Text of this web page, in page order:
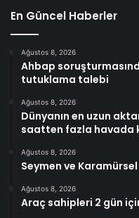
En Güncel Haberler
Ağustos 8, 2026
Ahbap
tutuklama talebi
Ağustos 8, 2026
Dünyanın en uzun
saatten fazla havada
Ağustos 8, 2026
Seymen ve
Ağustos 8, 2026
Araç sahipleri 2 gün